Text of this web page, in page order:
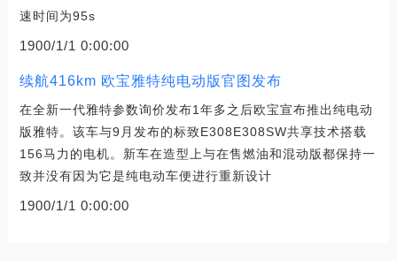
速时间为95s
1900/1/1 0:00:00
续航416km 欧宝雅特纯电动版官图发布
在全新一代雅特参数询价发布1年多之后欧宝宣布推出纯电动
版雅特。该车与9月发布的标致E308E308SW共享技术搭载
156马力的电机。新车在造型上与在售燃油和混动版都保持一
致并没有因为它是纯电动车便进行重新设计
1900/1/1 0:00:00